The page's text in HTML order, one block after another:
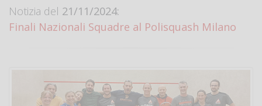
Notizia del 21/11/2024:
Finali Nazionali Squadre al Polisquash Milano